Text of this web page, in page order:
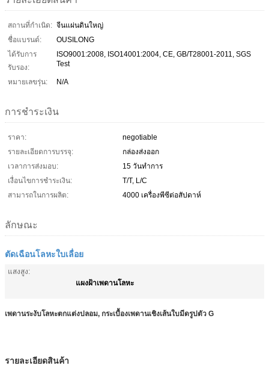
สถานที่กำเนิด: จีนแผ่นดินใหญ่
ชื่อแบรนด์:
OUSILONG
ได้รับการ
รับรอง:
ISO9001:2008, ISO14001:2004, CE, GB/T28001-2011, SGS
Test
หมายเลขรุ่น: N/A
การชำระเงิน
ราคา:
negotiable
รายละเอียดการบรรจุ:
กล่องส่งออก
เวลาการส่งมอบ:
15 วันทำการ
เงื่อนไขการชำระเงิน:
T/T, L/C
สามารถในการผลิต:
4000 เครื่องพีซีต่อสัปดาห์
ลักษณะ
ตัดเฉือนโลหะใบเลื่อย
แสงสูง:
แผงฝ้าเพดานโลหะ
เพดานระงับโลหะตกแต่งปลอม, กระเบื้องเพดานเชิงเส้นใบมีดรูปตัว G
รายละเอียดสินค้า